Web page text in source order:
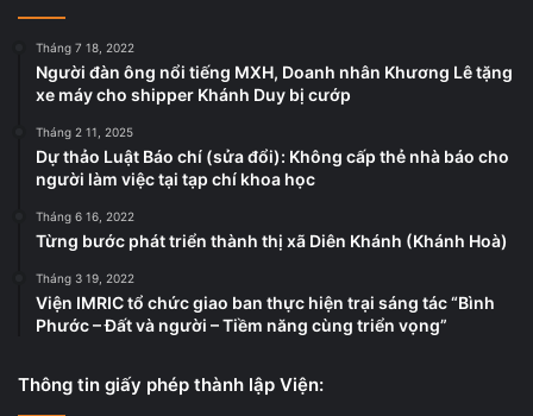
Tháng 7 18, 2022
Người đàn ông nổi tiếng MXH, Doanh nhân Khương Lê tặng
xe máy cho shipper Khánh Duy bị cướp
Tháng 2 11, 2025
Dự thảo Luật Báo chí (sửa đổi): Không cấp thẻ nhà báo cho
người làm việc tại tạp chí khoa học
Tháng 6 16, 2022
Từng bước phát triển thành thị xã Diên Khánh (Khánh Hoà)
Tháng 3 19, 2022
Viện IMRIC tổ chức giao ban thực hiện trại sáng tác “Bình
Phước – Đất và người – Tiềm năng cùng triển vọng”
Thông tin giấy phép thành lập Viện: